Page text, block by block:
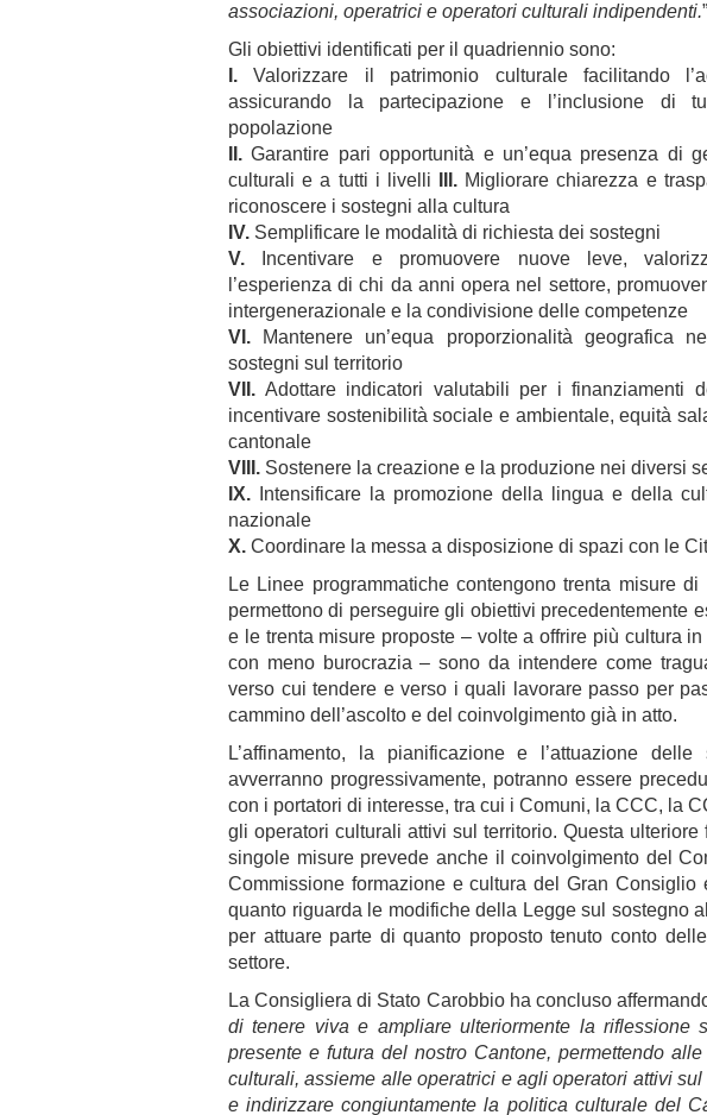
associazioni, operatrici e operatori culturali indipendenti.”
Gli obiettivi identificati per il quadriennio sono:
I. Valorizzare il patrimonio culturale facilitando
assicurando la partecipazione e l’inclusione di
popolazione
II. Garantire pari opportunità e un’equa presenza di
culturali e a tutti i livelli
III. Migliorare chiarezza e
riconoscere i sostegni alla cultura
IV. Semplificare le modalità di richiesta dei sostegni
V. Incentivare e promuovere nuove leve,
l’esperienza di chi da anni opera nel settore,
intergenerazionale e la condivisione delle competenze
VI. Mantenere un’equa proporzionalità geografica
sostegni sul territorio
VII. Adottare indicatori valutabili per i finanziamenti
incentivare sostenibilità sociale e ambientale, equità
cantonale
VIII. Sostenere la creazione e la produzione nei diversi
IX. Intensificare la promozione della lingua e della
nazionale
X. Coordinare la messa a disposizione di spazi con le
Le Linee programmatiche contengono trenta misure
permettono di perseguire gli obiettivi precedentemente
e le trenta misure proposte – volte a offrire più cultura
con meno burocrazia – sono da intendere come
verso cui tendere e verso i quali lavorare passo per
cammino dell’ascolto e del coinvolgimento già in atto.
L’affinamento, la pianificazione e l’attuazione
avverranno progressivamente, potranno essere
con i portatori di interesse, tra cui i Comuni, la CCC, la
gli operatori culturali attivi sul territorio. Questa
singole misure prevede anche il coinvolgimento del
Commissione formazione e cultura del Gran Consiglio
quanto riguarda le modifiche della Legge sul sostegno
per attuare parte di quanto proposto tenuto conto
settore.
La Consigliera di Stato Carobbio ha concluso
di tenere viva e ampliare ulteriormente la riflessione
presente e futura del nostro Cantone, permettendo
culturali, assieme alle operatrici e agli operatori attivi
e indirizzare congiuntamente la politica culturale del